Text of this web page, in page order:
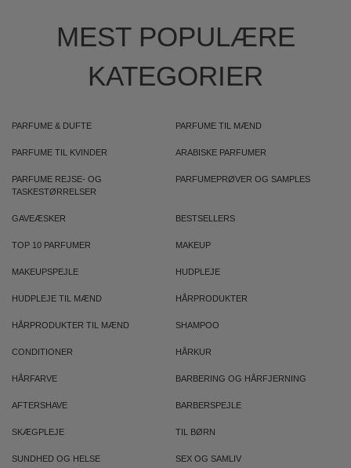
MEST POPULÆRE
KATEGORIER
PARFUME & DUFTE PARFUME TIL MÆND
PARFUME TIL KVINDER ARABISKE PARFUMER
PARFUME REJSE- OG
TASKESTØRRELSER
PARFUMEPRØVER OG SAMPLES
GAVEÆSKER BESTSELLERS
TOP 10 PARFUMER MAKEUP
MAKEUPSPEJLE HUDPLEJE
HUDPLEJE TIL MÆND HÅRPRODUKTER
HÅRPRODUKTER TIL MÆND SHAMPOO
CONDITIONER HÅRKUR
HÅRFARVE BARBERING OG HÅRFJERNING
AFTERSHAVE BARBERSPEJLE
SKÆGPLEJE TIL BØRN
SUNDHED OG HELSE SEX OG SAMLIV